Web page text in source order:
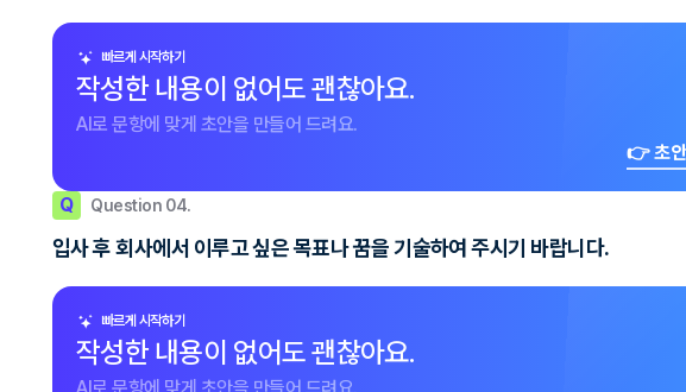
빠르게 시작하기
작성한 내용이 없어도 괜찮아요.
AI로 문항에 맞게 초안을 만들어 드려요.
👉 초안
Q Question 04.
입사 후 회사에서 이루고 싶은 목표나 꿈을 기술하여 주시기 바랍니다.
빠르게 시작하기
작성한 내용이 없어도 괜찮아요.